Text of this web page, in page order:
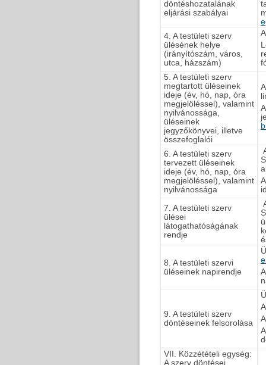
döntéshozatalának
eljárási szabályai
4. A testületi szerv
ülésének helye
(irányítószám, város,
utca, házszám)
5. A testületi szerv
megtartott üléseinek
ideje (év, hó, nap, óra
megjelöléssel), valamint
nyilvánossága,
üléseinek
jegyzőkönyvei, illetve
összefoglalói
6. A testületi szerv
tervezett üléseinek
ideje (év, hó, nap, óra
megjelöléssel), valamint
nyilvánossága
7. A testületi szerv
ülései
látogathatóságának
rendje
8. A testületi szervi
üléseinek napirendje
9. A testületi szerv
döntéseinek felsorolása
VII. Közzétételi egység:
A szerv döntései,